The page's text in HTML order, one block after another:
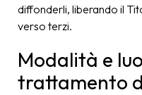
diffonderli, liberando il
verso terzi.
Modalità e
trattamento